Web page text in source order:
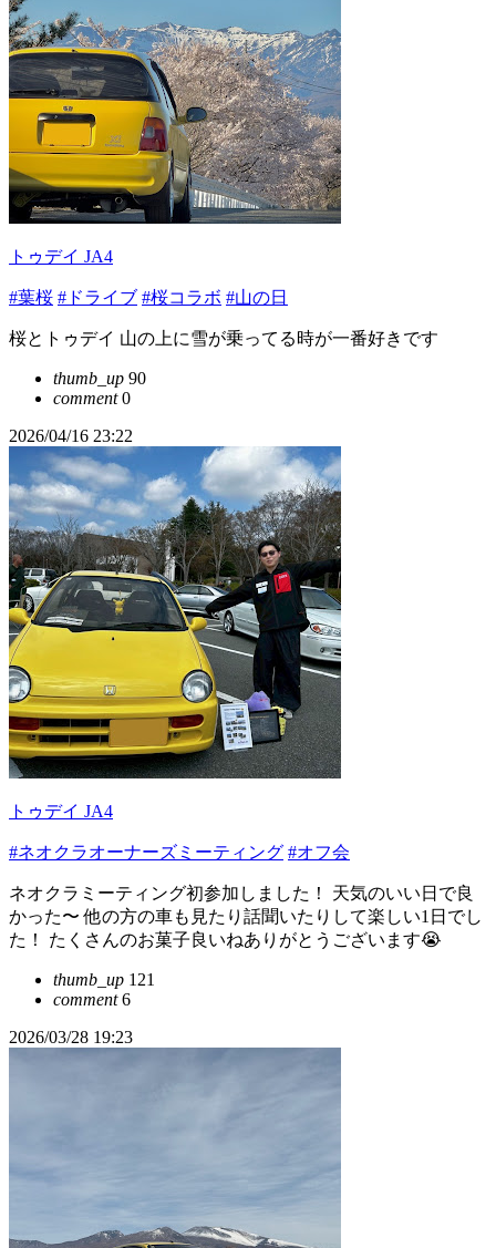
トゥデイ JA4
#葉桜 #ドライブ #桜コラボ #山の日
桜とトゥデイ 山の上に雪が乗ってる時が一番好きです
thumb_up 90
comment0
2026/04/16 23:22
トゥデイ JA4
#ネオクラオーナーズミーティング #オフ会
ネオクラミーティング初参加しました！ 天気のいい日で良
かった〜 他の方の車も見たり話聞いたりして楽しい1日でし
た！ たくさんのお菓子良いねありがとうございます😭
thumb_up 121
comment6
2026/03/28 19:23